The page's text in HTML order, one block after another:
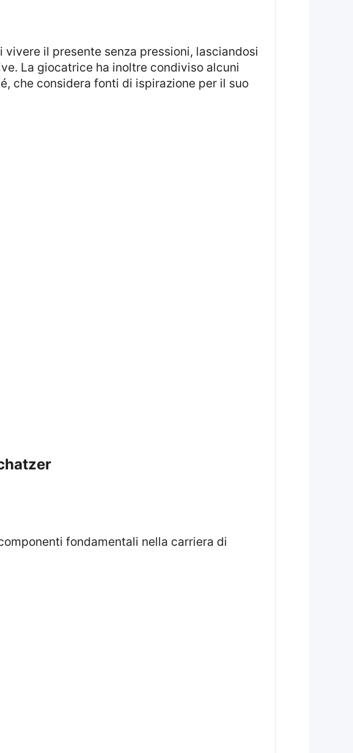
vivere il presente senza pressioni, lasciandosi
La giocatrice ha inoltre condiviso alcuni
che considera fonti di ispirazione per il suo